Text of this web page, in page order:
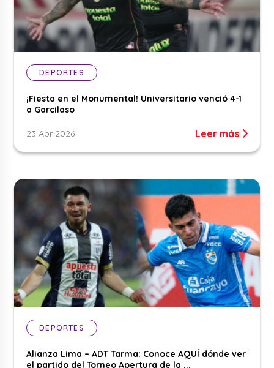
DEPORTES
¡Fiesta en el Monumental! Universitario venció 4-1
a Garcilaso
23 Abr 2026 Leer más
DEPORTES
Alianza Lima – ADT Tarma: Conoce AQUÍ dónde ver
el partido del Torneo Apertura de la ...